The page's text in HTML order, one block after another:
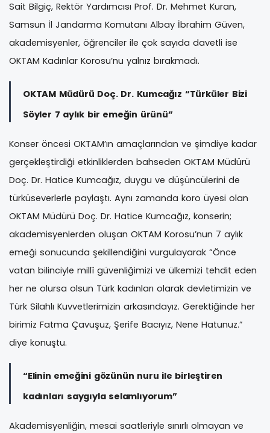
Sait Bilgiç, Rektör Yardımcısı Prof. Dr. Mehmet Kuran,
Samsun İl Jandarma Komutanı Albay İbrahim Güven,
akademisyenler, öğrenciler ile çok sayıda davetli ise
OKTAM Kadınlar Korosu’nu yalnız bırakmadı.
OKTAM Müdürü Doç. Dr. Kumcağız “Türküler Bizi
Söyler 7 aylık bir emeğin ürünü”
Konser öncesi OKTAM’ın amaçlarından ve şimdiye kadar
gerçekleştirdiği etkinliklerden bahseden OKTAM Müdürü
Doç. Dr. Hatice Kumcağız, duygu ve düşüncülerini de
türküseverlerle paylaştı. Aynı zamanda koro üyesi olan
OKTAM Müdürü Doç. Dr. Hatice Kumcağız, konserin;
akademisyenlerden oluşan OKTAM Korosu’nun 7 aylık
emeği sonucunda şekillendiğini vurgulayarak “Önce
vatan bilinciyle millî güvenliğimizi ve ülkemizi tehdit eden
her ne olursa olsun Türk kadınları olarak devletimizin ve
Türk Silahlı Kuvvetlerimizin arkasındayız. Gerektiğinde her
birimiz Fatma Çavuşuz, Şerife Bacıyız, Nene Hatunuz.”
diye konuştu.
“Elinin emeğini gözünün nuru ile birleştiren
kadınları saygıyla selamlıyorum”
Akademisyenliğin, mesai saatleriyle sınırlı olmayan ve